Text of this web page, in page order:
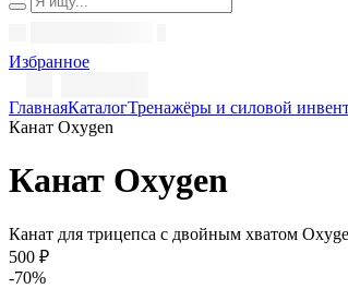
Избранное
ГлавнаяКаталогТренажёры и силовой
Канат Oxygen
Канат Oxygen
Канат для трицепса с двойным хватом
500 ₽
-70%